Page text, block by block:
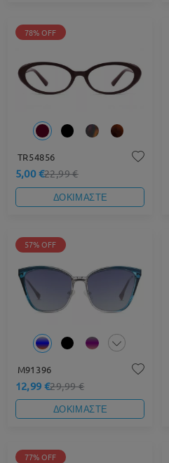
78% OFF
TR54856
5,00 €22,99 €
ΔΟΚΙΜΑΣΤΕ
57% OFF
M91396
12,99 €29,99 €
ΔΟΚΙΜΑΣΤΕ
77% OFF